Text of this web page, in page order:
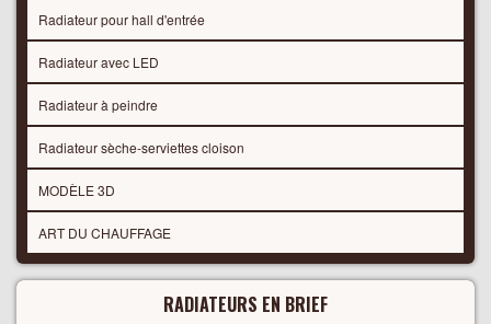
Radiateur pour hall d'entrée
Radiateur avec LED
Radiateur à peindre
Radiateur sèche-serviettes cloison
MODÈLE 3D
ART DU CHAUFFAGE
RADIATEURS EN BRIEF